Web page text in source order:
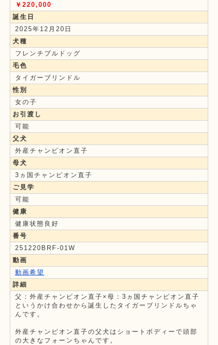
￥220,000
誕生日
2025年12月20日
犬種
フレンチブルドッグ
毛色
タイガーブリンドル
性別
女の子
お引渡し
可能
父犬
外産チャンピオン直子
母犬
3ヵ国チャンピオン直子
ご見学
可能
健康
健康状態良好
番号
251220BRF-01W
動画
動画希望
詳細
父：外産チャンピオン直子×母：3ヵ国チャンピオン直子
というかけ合わせから誕生したタイガーブリンドルちゃ
んです。
外産チャンピオン直子の父犬はショートボディーで頭部
の大きなフォーンちゃんです。